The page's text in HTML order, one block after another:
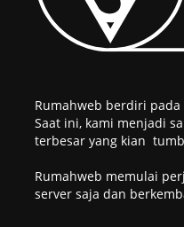
Rumahweb berdiri pada
Saat ini, kami menjadi
terbesar yang kian
Rumahweb memulai
server saja dan